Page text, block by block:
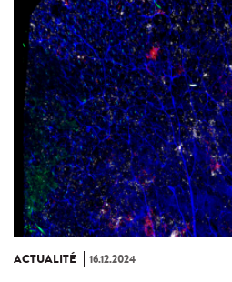
ACTUALITÉ 16.12.2024